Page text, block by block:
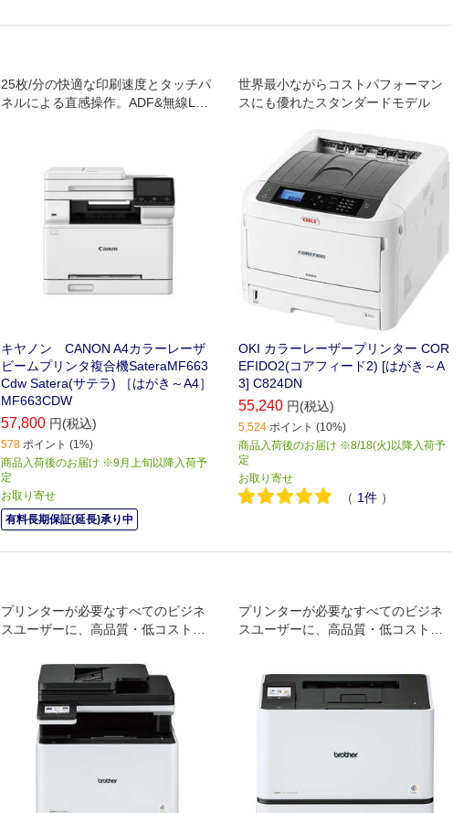
25枚/分の快適な印刷速度とタッチパ
ネルによる直感操作。ADF&無線LAN
キヤノン CANON A4カラーレーザ
ビームプリンタ複合機SateraMF663
Cdw Satera(サテラ) ［はがき～A4］
MF663CDW
57,800 円(税込)
578 ポイント (1%)
商品入荷後のお届け ※9月上旬以降入荷予
定
お取り寄せ
有料長期保証(延長)承り中
世界最小ながらコストパフォーマン
スにも優れたスタンダードモデル
OKI カラーレーザープリンター COR
EFIDO2(コアフィード2) [はがき～A
3] C824DN
55,240 円(税込)
5,524 ポイント (10%)
商品入荷後のお届け ※8/18(火)以降入荷予
定
お取り寄せ
（ 1件 ）
プリンターが必要なすべてのビジネ
スユーザーに、高品質・低コストを
複合機 ［プリンター・コピー・スキ
ャナー・ファクス］
プリンターが必要なすべてのビジネ
スユーザーに、高品質・低コストを